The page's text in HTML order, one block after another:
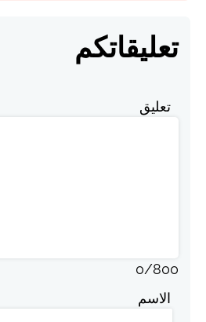
تعليقاتكم
تعليق
0/800
الاسم